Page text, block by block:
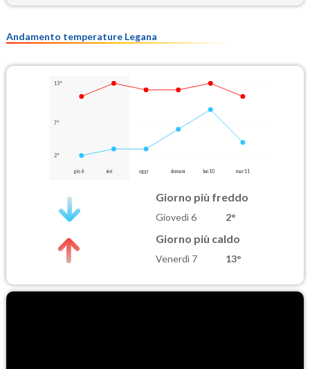
Andamento temperature Legana
13°
7°
2°
gio 6 ieri oggi domani lun 10 mar 11
Giorno più freddo
Giovedì 6 2°
Giorno più caldo
Venerdì 7 13°